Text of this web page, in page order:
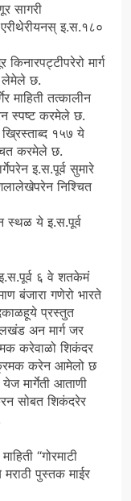
सागरी
इ.स.१८०
मार्ग
लेमेले छ.
माहिती तत्कालीन
स्पष्ट करमेले छ.
ख्रिस्ताब्द १५७ ये
करमेले छ.
इ.स.पूर्व सुमारे
निश्चित
स्थळ ये इ.स.पूर्व
६ वे शतकेमं
बंजारा गणेरो भारते
दकाळहूये प्रस्तुत
अन मार्ग जर
करेवाळो शिकंदर
करेन आमेलो छ
मार्गेती आताणी
सोबत शिकंदरेर
“गोरमाटी
पुस्तक माईर